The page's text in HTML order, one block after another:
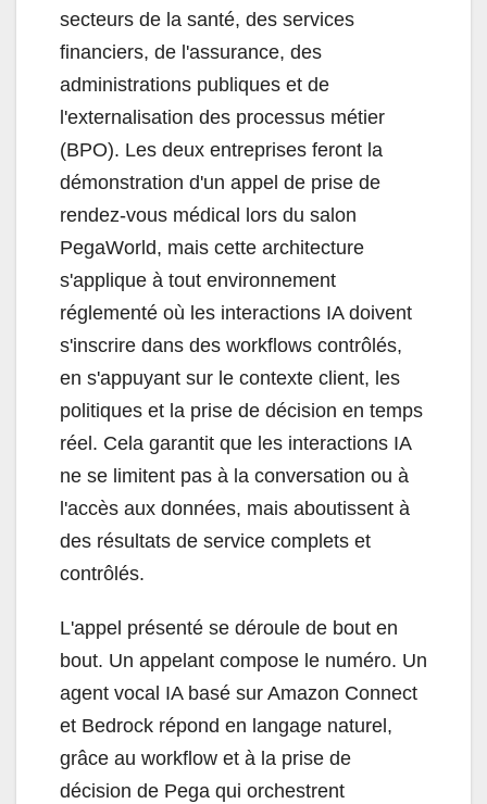
secteurs de la santé, des services
financiers, de l'assurance, des
administrations publiques et de
l'externalisation des processus métier
(BPO). Les deux entreprises feront la
démonstration d'un appel de prise de
rendez-vous médical lors du salon
PegaWorld, mais cette architecture
s'applique à tout environnement
réglementé où les interactions IA doivent
s'inscrire dans des workflows contrôlés,
en s'appuyant sur le contexte client, les
politiques et la prise de décision en temps
réel. Cela garantit que les interactions IA
ne se limitent pas à la conversation ou à
l'accès aux données, mais aboutissent à
des résultats de service complets et
contrôlés.
L'appel présenté se déroule de bout en
bout. Un appelant compose le numéro. Un
agent vocal IA basé sur Amazon Connect
et Bedrock répond en langage naturel,
grâce au workflow et à la prise de
décision de Pega qui orchestrent